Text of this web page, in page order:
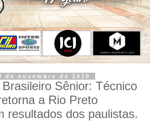
de novembro de 2010
Sênior: Técnico
a Rio Preto
resultados dos paulistas.